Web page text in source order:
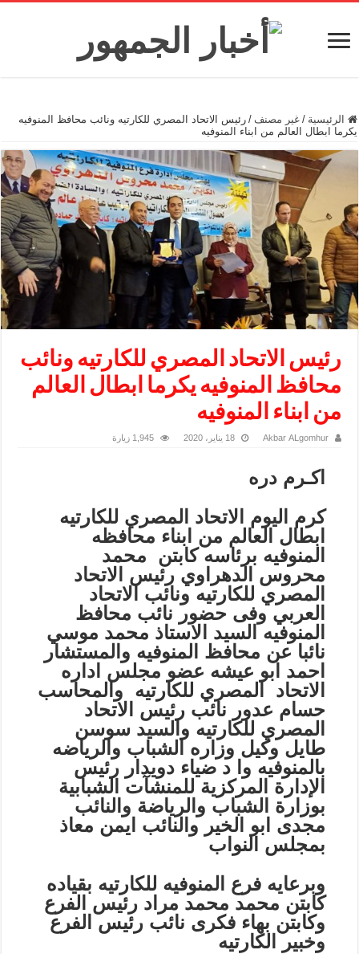
الرئيسية / غير مصنف / رئيس الاتحاد المصري للكارتيه ونائب محافظ المنوفيه
يكرما ابطال العالم من ابناء المنوفيه
رئيس الاتحاد المصري للكارتيه ونائب
محافظ المنوفيه يكرما ابطال العالم
من ابناء المنوفيه
Akbar ALgomhur 18 يناير، 2020 1,945 زيارة
اكـرم دره
كرم اليوم الاتحاد المصري للكارتيه
ابطال العالم من ابناء محافظه
المنوفيه برئاسه كابتن محمد
محروس الدهراوي رئيس الاتحاد
المصري للكارتيه ونائب الاتحاد
العربي وفى حضور نائب محافظ
المنوفيه السيد الاستاذ محمد موسي
نائبا عن محافظ المنوفيه والمستشار
احمد ابو عيشه عضو مجلس اداره
الاتحاد المصري للكارتيه والمحاسب
حسام عدور نائب رئيس الاتحاد
المصري للكارتيه والسيد سوسن
طايل وكيل وزاره الشباب والرياضه
بالمنوفيه وا د ضياء دويداررئيس
الإدارة المركزية للمنشآت الشبابية
بوزارة الشباب والرياضة والنائب
مجدى ابو الخير والنائب ايمن معاذ
بمجلس النواب
وبرعايه فرع المنوفيه للكارتيه بقياده
كابتن محمد محمد مراد رئيس الفرع
وكابتن بهاء فكرى نائب رئيس الفرع
وخبير الكارتيه